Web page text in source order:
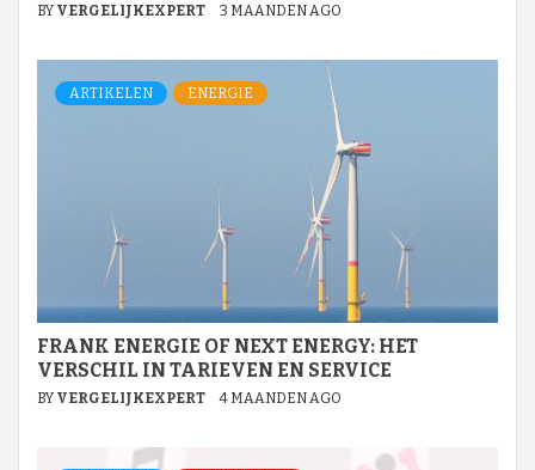
BY VERGELIJKEXPERT 3 MAANDEN AGO
ARTIKELEN ENERGIE
FRANK ENERGIE OF NEXT ENERGY: HET
VERSCHIL IN TARIEVEN EN SERVICE
BY VERGELIJKEXPERT 4 MAANDEN AGO